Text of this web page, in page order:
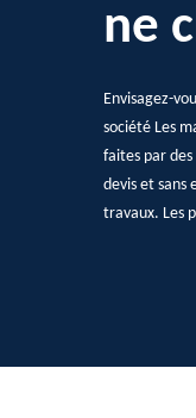
ne
Envisagez-
société Les
faites par
devis et sans
travaux. Les